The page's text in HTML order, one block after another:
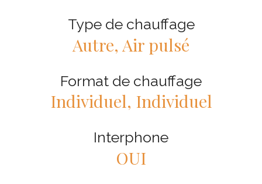
Type de chauffage
Autre, Air pulsé
Format de chauffage
Individuel, Individuel
Interphone
OUI